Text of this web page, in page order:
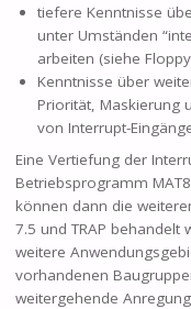
tiefere Kenntnisse
unter Umständen
arbeiten (siehe
Kenntnisse über
Priorität, Maskierung
von Interrupt-
Eine Vertiefung der
Betriebsprogramm
können dann die
7.5 und TRAP behandelt
weitere
vorhandenen
weitergehende